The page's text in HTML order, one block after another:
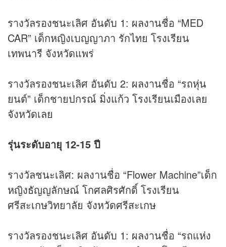
รางวัลรองชนะเลิศ อันดับ 1: ผลงานชื่อ “MED
CAR” เด็กหญิงเบญญาภา รักไทย โรงเรียน
เทพนารี จังหวัดแพร่
รางวัลรองชนะเลิศ อันดับ 2: ผลงานชื่อ “รถหุ่น
ยนต์” เด็กชายปกรณ์ มิ่งแก้ว โรงเรียนเมืองเลย
จังหวัดเลย
รุ่นระดับอายุ 12-15 ปี
รางวัลชนะเลิศ: ผลงานชื่อ “Flower Machine”เด็ก
หญิงธัญญลักษณ์ โกศลศิรศักดิ์ โรงเรียน
ศรีสะเกษวิทยาลัย จังหวัดศรีสะเกษ
รางวัลรองชนะเลิศ อันดับ 1: ผลงานชื่อ “รถแห่ง